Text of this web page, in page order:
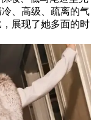
、高级、疏离的气
展现了她多面的时